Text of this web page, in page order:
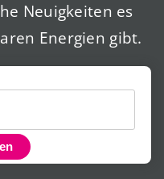
Neuigkeiten es
Energien gibt.